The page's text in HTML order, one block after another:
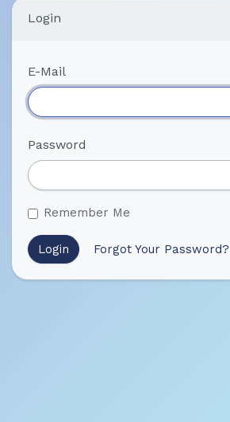
Login
E-Mail
Password
Remember Me
Login Forgot Your Password?